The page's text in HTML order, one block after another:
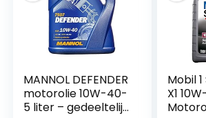
MANNOL DEFENDER
motorolie 10W-40-
5 liter – gedeeltelijk
Mobil
X1